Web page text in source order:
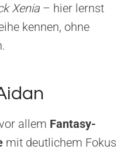
Xenia – hier lernst
kennen, ohne
allem Fantasy-
mit deutlichem Fokus